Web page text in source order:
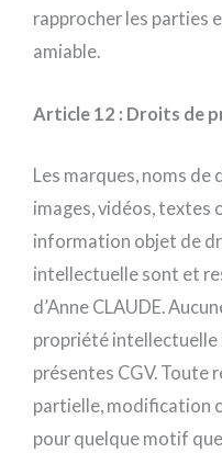
rapprocher les parties
amiable.
Article 12 : Droits de
Les marques, noms de
images, vidéos, textes
information objet de
intellectuelle sont et
d’Anne CLAUDE.
propriété intellectuelle
présentes CGV.
partielle, modification
pour quelque motif